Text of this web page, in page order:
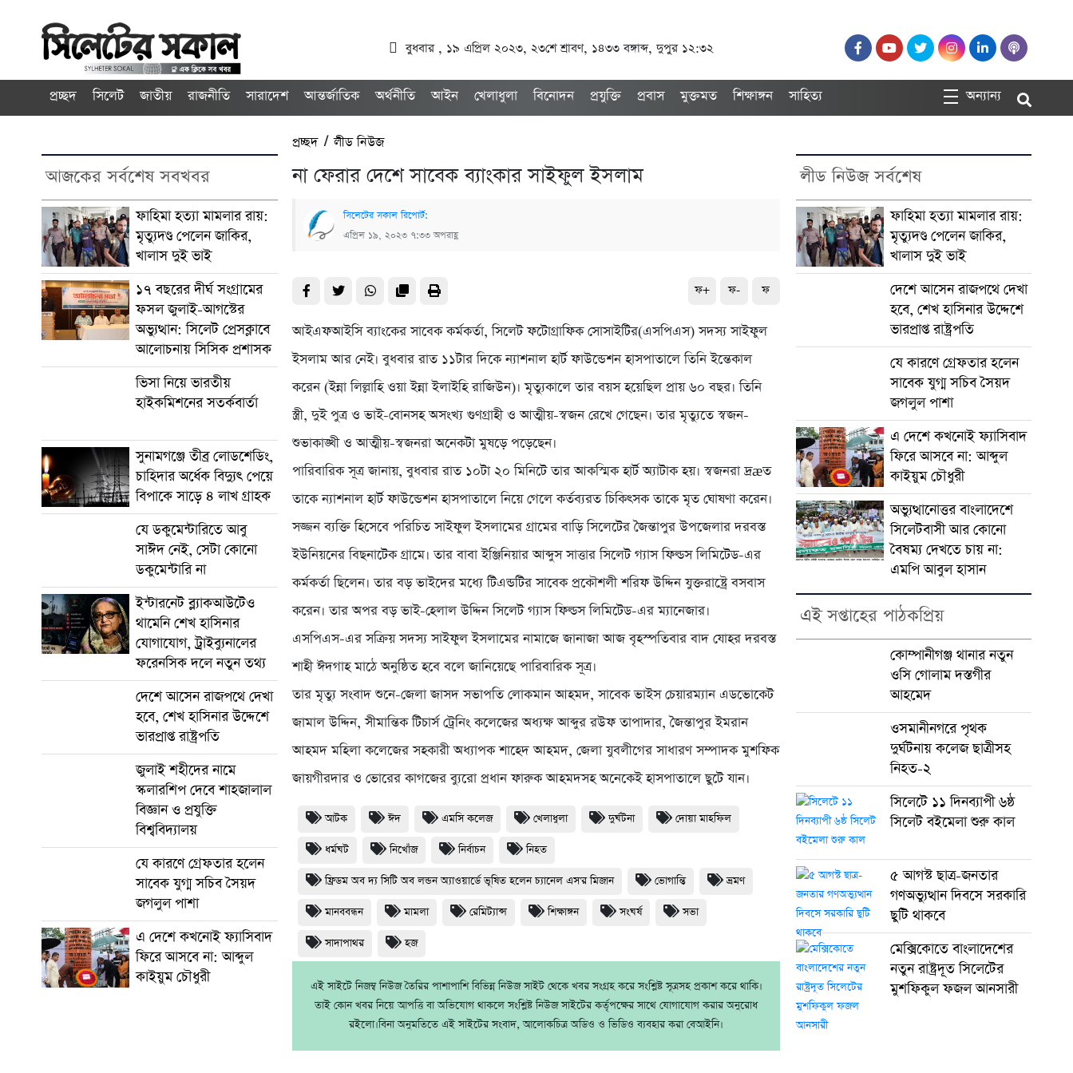
বুধবার , ১৯ এপ্রিল ২০২৩, ২৩শে শ্রাবণ, ১৪৩৩ বঙ্গাব্দ, দুপুর ১২:৩২
প্রচ্ছদ সিলেট জাতীয় রাজনীতি সারাদেশ আন্তর্জাতিক অর্থনীতি আইন খেলাধুলা বিনোদন প্রযুক্তি প্রবাস মুক্তমত শিক্ষাঙ্গন সাহিত্য অন্যান্য
আজকের সর্বশেষ সবখবর
ফাহিমা হত্যা মামলার রায়:
মৃত্যুদণ্ড পেলেন জাকির,
খালাস দুই ভাই
১৭ বছরের দীর্ঘ সংগ্রামের
ফসল জুলাই-আগস্টের
অভ্যুত্থান: সিলেট প্রেসক্লাবে
আলোচনায় সিসিক প্রশাসক
ভিসা নিয়ে ভারতীয়
হাইকমিশনের সতর্কবার্তা
সুনামগঞ্জে তীব্র লোডশেডিং,
চাহিদার অর্ধেক বিদ্যুৎ পেয়ে
বিপাকে সাড়ে ৪ লাখ গ্রাহক
যে ডকুমেন্টারিতে আবু
সাঈদ নেই, সেটা কোনো
ডকুমেন্টারি না
ইন্টারনেট ব্ল্যাকআউটেও
থামেনি শেখ হাসিনার
যোগাযোগ, ট্রাইব্যুনালের
ফরেনসিক দলে নতুন তথ্য
দেশে আসেন রাজপথে দেখা
হবে, শেখ হাসিনার উদ্দেশে
ভারপ্রাপ্ত রাষ্ট্রপতি
জুলাই শহীদের নামে
স্কলারশিপ দেবে শাহজালাল
বিজ্ঞান ও প্রযুক্তি
বিশ্ববিদ্যালয়
যে কারণে গ্রেফতার হলেন
সাবেক যুগ্ম সচিব সৈয়দ
জগলুল পাশা
এ দেশে কখনোই ফ্যাসিবাদ
ফিরে আসবে না: আব্দুল
কাইয়ুম চৌধুরী
প্রচ্ছদ/লীড নিউজ
না ফেরার দেশে সাবেক ব্যাংকার সাইফুল ইসলাম
সিলেটের সকাল রিপোর্ট:
এপ্রিল ১৯, ২০২৩ ৭:৩৩ অপরাহ্ণ
ফ+ ফ- ফ
আইএফআইসি ব্যাংকের সাবেক কর্মকর্তা, সিলেট ফটোগ্রাফিক সোসাইটির(এসপিএস) সদস্য সাইফুল
ইসলাম আর নেই। বুধবার রাত ১১টার দিকে ন্যাশনাল হার্ট ফাউন্ডেশন হাসপাতালে তিনি ইন্তেকাল
করেন (ইন্না লিল্লাহি ওয়া ইন্না ইলাইহি রাজিউন)। মৃত্যুকালে তার বয়স হয়েছিল প্রায় ৬০ বছর। তিনি
স্ত্রী, দুই পুত্র ও ভাই-বোনসহ অসংখ্য গুণগ্রাহী ও আত্মীয়-স্বজন রেখে গেছেন। তার মৃত্যুতে স্বজন-
শুভাকাঙ্খী ও আত্মীয়-স্বজনরা অনেকটা মুষড়ে পড়েছেন।
পারিবারিক সূত্র জানায়, বুধবার রাত ১০টা ২০ মিনিটে তার আকস্মিক হার্ট অ্যাটাক হয়। স্বজনরা দ্রæত
তাকে ন্যাশনাল হার্ট ফাউন্ডেশন হাসপাতালে নিয়ে গেলে কর্তব্যরত চিকিৎসক তাকে মৃত ঘোষণা করেন।
সজ্জন ব্যক্তি হিসেবে পরিচিত সাইফুল ইসলামের গ্রামের বাড়ি সিলেটের জৈন্তাপুর উপজেলার দরবস্ত
ইউনিয়নের বিছনাটেক গ্রামে। তার বাবা ইঞ্জিনিয়ার আব্দুস সাত্তার সিলেট গ্যাস ফিল্ডস লিমিটেড-এর
কর্মকর্তা ছিলেন। তার বড় ভাইদের মধ্যে টিএন্ডটির সাবেক প্রকৌশলী শরিফ উদ্দিন যুক্তরাষ্ট্রে বসবাস
করেন। তার অপর বড় ভাই-হেলাল উদ্দিন সিলেট গ্যাস ফিল্ডস লিমিটেড-এর ম্যানেজার।
এসপিএস-এর সক্রিয় সদস্য সাইফুল ইসলামের নামাজে জানাজা আজ বৃহস্পতিবার বাদ যোহর দরবস্ত
শাহী ঈদগাহ মাঠে অনুষ্ঠিত হবে বলে জানিয়েছে পারিবারিক সূত্র।
তার মৃত্যু সংবাদ শুনে-জেলা জাসদ সভাপতি লোকমান আহমদ, সাবেক ভাইস চেয়ারম্যান এডভোকেট
জামাল উদ্দিন, সীমান্তিক টিচার্স ট্রেনিং কলেজের অধ্যক্ষ আব্দুর রউফ তাপাদার, জৈন্তাপুর ইমরান
আহমদ মহিলা কলেজের সহকারী অধ্যাপক শাহেদ আহমদ, জেলা যুবলীগের সাধারণ সম্পাদক মুশফিক
জায়গীরদার ও ভোরের কাগজের ব্যুরো প্রধান ফারুক আহমদসহ অনেকেই হাসপাতালে ছুটে যান।
আটক ঈদ এমসি কলেজ খেলাধুলা দুর্ঘটনা দোয়া মাহফিল
ধর্মঘট নিখোঁজ নির্বাচন নিহত
ফ্রিডম অব দ্য সিটি অব লন্ডন অ্যাওয়ার্ডে ভূষিত হলেন চ্যানেল এস'র মিজান ভোগান্তি ভ্রমণ
মানববন্ধন মামলা রেমিট্যান্স শিক্ষাঙ্গন সংঘর্ষ সভা
সাদাপাথর হজ
এই সাইটে নিজম্ব নিউজ তৈরির পাশাপাশি বিভিন্ন নিউজ সাইট থেকে খবর সংগ্রহ করে সংশ্লিষ্ট সূত্রসহ প্রকাশ করে থাকি।
তাই কোন খবর নিয়ে আপত্তি বা অভিযোগ থাকলে সংশ্লিষ্ট নিউজ সাইটের কর্তৃপক্ষের সাথে যোগাযোগ করার অনুরোধ
রইলো।বিনা অনুমতিতে এই সাইটের সংবাদ, আলোকচিত্র অডিও ও ভিডিও ব্যবহার করা বেআইনি।
লীড নিউজ সর্বশেষ
ফাহিমা হত্যা মামলার রায়:
মৃত্যুদণ্ড পেলেন জাকির,
খালাস দুই ভাই
দেশে আসেন রাজপথে দেখা
হবে, শেখ হাসিনার উদ্দেশে
ভারপ্রাপ্ত রাষ্ট্রপতি
যে কারণে গ্রেফতার হলেন
সাবেক যুগ্ম সচিব সৈয়দ
জগলুল পাশা
এ দেশে কখনোই ফ্যাসিবাদ
ফিরে আসবে না: আব্দুল
কাইয়ুম চৌধুরী
অভ্যুত্থানোত্তর বাংলাদেশে
সিলেটবাসী আর কোনো
বৈষম্য দেখতে চায় না:
এমপি আবুল হাসান
এই সপ্তাহের পাঠকপ্রিয়
কোম্পানীগঞ্জ থানার নতুন
ওসি গোলাম দস্তগীর
আহমেদ
ওসমানীনগরে পৃথক
দুর্ঘটনায় কলেজ ছাত্রীসহ
নিহত-২
সিলেটে ১১ দিনব্যাপী ৬ষ্ঠ
সিলেট বইমেলা শুরু কাল
৫ আগস্ট ছাত্র-জনতার
গণঅভ্যুত্থান দিবসে সরকারি
ছুটি থাকবে
মেক্সিকোতে বাংলাদেশের
নতুন রাষ্ট্রদূত সিলেটের
মুশফিকুল ফজল আনসারী